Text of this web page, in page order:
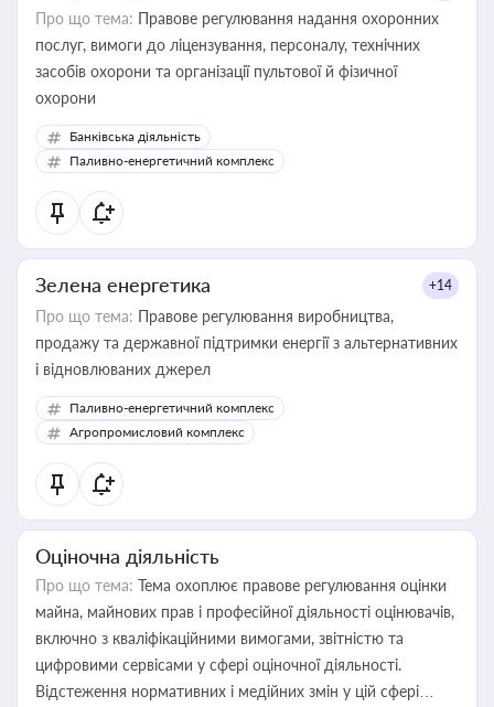
Про що тема: Правове регулювання надання охоронних
послуг, вимоги до ліцензування, персоналу, технічних
засобів охорони та організації пультової й фізичної
охорони
Банківська діяльність
Паливно-енергетичний комплекс
Зелена енергетика +14
Про що тема: Правове регулювання виробництва,
продажу та державної підтримки енергії з альтернативних
і відновлюваних джерел
Паливно-енергетичний комплекс
Агропромисловий комплекс
Оціночна діяльність
Про що тема: Тема охоплює правове регулювання оцінки
майна, майнових прав і професійної діяльності оцінювачів,
включно з кваліфікаційними вимогами, звітністю та
цифровими сервісами у сфері оціночної діяльності.
Відстеження нормативних і медійних змін у цій сфері